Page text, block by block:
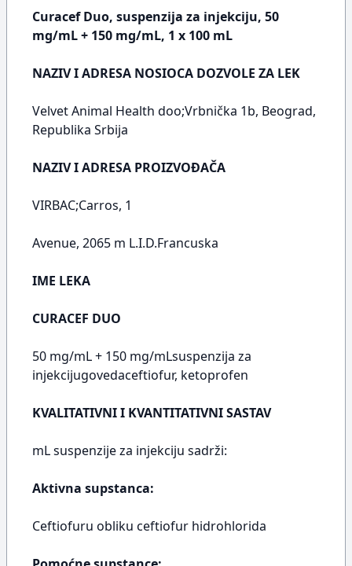
Curacef Duo, suspenzija za injekciju, 50
mg/mL + 150 mg/mL, 1 x 100 mL
NAZIV I ADRESA NOSIOCA DOZVOLE ZA LEK
Velvet Animal Health doo;Vrbnička 1b, Beograd,
Republika Srbija
NAZIV I ADRESA PROIZVOĐAČA
VIRBAC;Carros, 1
Avenue, 2065 m L.I.D.Francuska
IME LEKA
CURACEF DUO
50 mg/mL + 150 mg/mLsuspenzija za
injekcijugovedaceftiofur, ketoprofen
KVALITATIVNI I KVANTITATIVNI SASTAV
mL suspenzije za injekciju sadrži:
Aktivna supstanca:
Ceftiofuru obliku ceftiofur hidrohlorida